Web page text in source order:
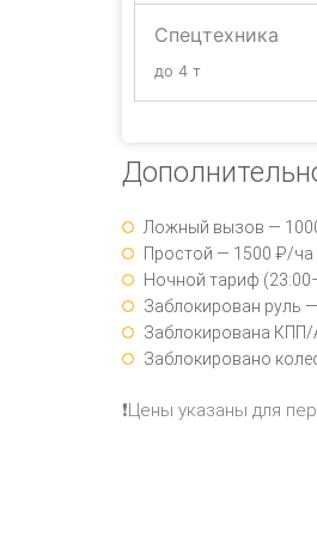
Спецтехника
до 4 т
Ложный вызов —
Простой — 1500 ₽/ча
Ночной тариф
Заблокирован руль
Заблокирована
Заблокировано
❗Цены указаны для